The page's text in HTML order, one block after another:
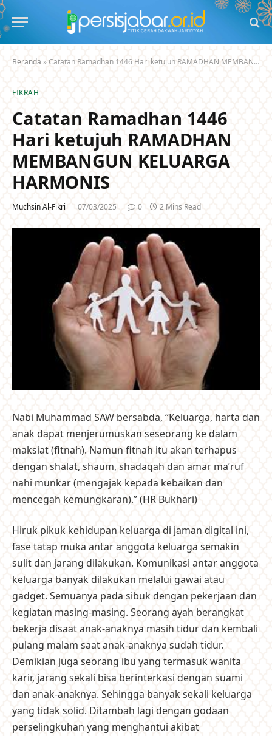
Beranda »Catatan Ramadhan 1446 Hari ketujuh RAMADHAN MEMBANGUN KELUARGA HARMONIS
FIKRAH
Catatan Ramadhan 1446
Hari ketujuh RAMADHAN
MEMBANGUN KELUARGA
HARMONIS
Muchsin Al-Fikri 07/03/2025 0 2 Mins Read
Nabi Muhammad SAW bersabda, “Keluarga, harta dan
anak dapat menjerumuskan seseorang ke dalam
maksiat (fitnah). Namun fitnah itu akan terhapus
dengan shalat, shaum, shadaqah dan amar ma’ruf
nahi munkar (mengajak kepada kebaikan dan
mencegah kemungkaran).” (HR Bukhari)
Hiruk pikuk kehidupan keluarga di jaman digital ini,
fase tatap muka antar anggota keluarga semakin
sulit dan jarang dilakukan. Komunikasi antar anggota
keluarga banyak dilakukan melalui gawai atau
gadget. Semuanya pada sibuk dengan pekerjaan dan
kegiatan masing-masing. Seorang ayah berangkat
bekerja disaat anak-anaknya masih tidur dan kembali
pulang malam saat anak-anaknya sudah tidur.
Demikian juga seorang ibu yang termasuk wanita
karir, jarang sekali bisa berinterkasi dengan suami
dan anak-anaknya. Sehingga banyak sekali keluarga
yang tidak solid. Ditambah lagi dengan godaan
perselingkuhan yang menghantui akibat